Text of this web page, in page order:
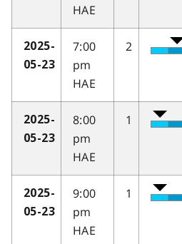
HAE
2025-
05-23
7:00
pm
HAE
2
2025-
05-23
8:00
pm
HAE
1
2025-
05-23
9:00
pm
HAE
1